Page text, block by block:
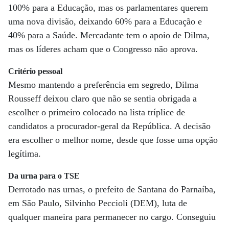
100% para a Educação, mas os parlamentares querem
uma nova divisão, deixando 60% para a Educação e
40% para a Saúde. Mercadante tem o apoio de Dilma,
mas os líderes acham que o Congresso não aprova.
Critério pessoal
Mesmo mantendo a preferência em segredo, Dilma
Rousseff deixou claro que não se sentia obrigada a
escolher o primeiro colocado na lista tríplice de
candidatos a procurador-geral da República. A decisão
era escolher o melhor nome, desde que fosse uma opção
legítima.
Da urna para o TSE
Derrotado nas urnas, o prefeito de Santana do Parnaíba,
em São Paulo, Silvinho Peccioli (DEM), luta de
qualquer maneira para permanecer no cargo. Conseguiu